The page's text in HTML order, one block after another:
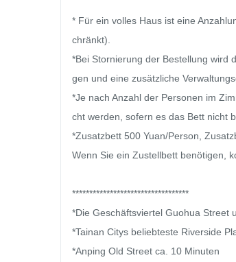
* Für ein volles Haus ist eine
chränkt).
*Bei Stornierung der Bestellung wird
gen und eine zusätzliche
*Je nach Anzahl der Personen im
cht werden, sofern es das Bett nicht
*Zusatzbett 500 Yuan/Person,
Wenn Sie ein Zustellbett benötigen,
**********************************
*Die Geschäftsviertel Guohua Street
*Tainan Citys beliebteste Riverside
*Anping Old Street ca. 10 Minuten